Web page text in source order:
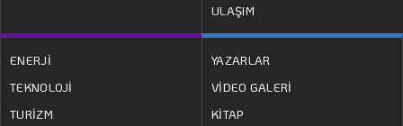
ULAŞIM
ENERJİ
TEKNOLOJİ
TURİZM
YAZARLAR
VİDEO GALERİ
KİTAP